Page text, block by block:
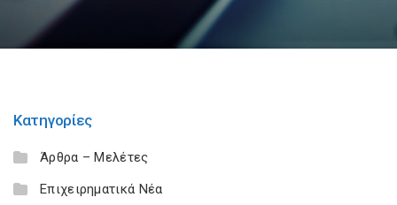
Κατηγορίες
Άρθρα – Μελέτες
Επιχειρηματικά Νέα